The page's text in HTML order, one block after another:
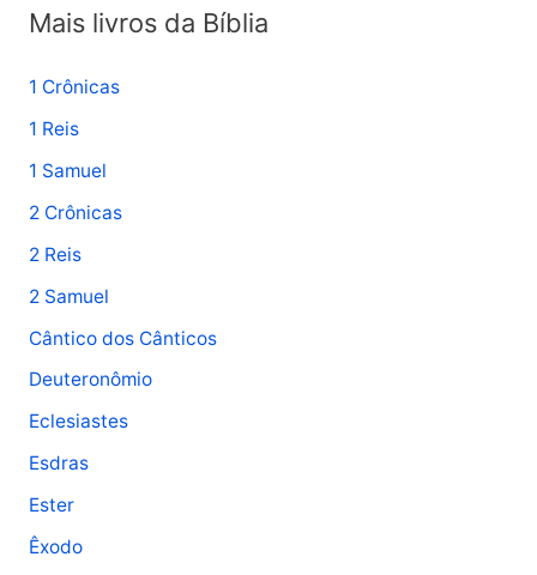
Mais livros da Bíblia
1 Crônicas
1 Reis
1 Samuel
2 Crônicas
2 Reis
2 Samuel
Cântico dos Cânticos
Deuteronômio
Eclesiastes
Esdras
Ester
Êxodo